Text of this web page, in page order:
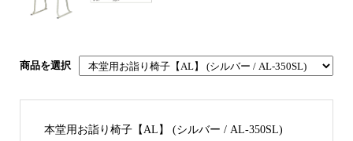
商品を選択
本堂用お詣り椅子【AL】 (シルバー / AL-350SL)